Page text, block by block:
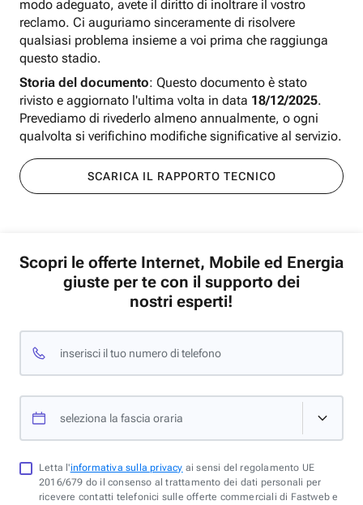
modo adeguato, avete il diritto di inoltrare il vostro
reclamo. Ci auguriamo sinceramente di risolvere
qualsiasi problema insieme a voi prima che raggiunga
questo stadio.
Storia del documento: Questo documento è stato
rivisto e aggiornato l'ultima volta in data 18/12/2025.
Prevediamo di rivederlo almeno annualmente, o ogni
qualvolta si verifichino modifiche significative al servizio.
SCARICA IL RAPPORTO TECNICO
Scopri le offerte Internet, Mobile ed Energia
giuste per te con il supporto dei
nostri esperti!
inserisci il tuo numero di telefono
seleziona la fascia oraria
Letta l'informativa sulla privacy ai sensi del regolamento UE
2016/679 do il consenso al trattamento dei dati personali per
ricevere contatti telefonici sulle offerte commerciali di Fastweb e